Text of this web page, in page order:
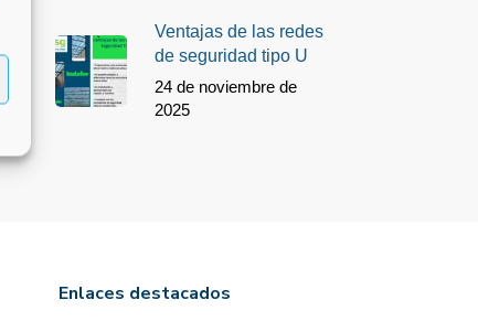
Ventajas de las redes
de seguridad tipo U
24 de noviembre de
2025
Enlaces destacados